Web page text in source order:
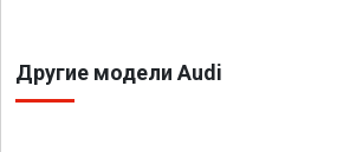
Другие модели Audi